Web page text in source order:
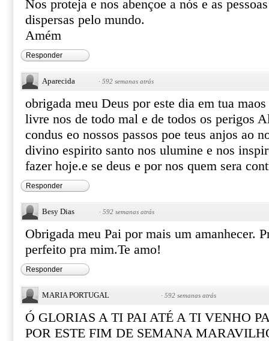
Nos proteja e nos abençoe a nós e as
dispersas pelo mundo.
Amém
Responder
Aparecida · 592 semanas atrás
obrigada meu Deus por este dia em tua
livre nos de todo mal e de todos os perigos
condus eo nossos passos poe teus anjos ao
divino espirito santo nos ulumine e nos
fazer hoje.e se deus e por nos quem sera
Responder
Besy Dias · 592 semanas atrás
Obrigada meu Pai por mais um amanhecer.
perfeito pra mim.Te amo!
Responder
MARIA PORTUGAL · 592 semanas atrás
Ó GLORIAS A TI PAI ATÉ A TI VENHO
POR ESTE FIM DE SEMANA